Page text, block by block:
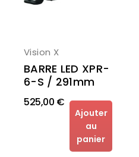
Vision X
BARRE LED XPR-
6-S / 291mm
525,00 €
Ajouter
au
panier